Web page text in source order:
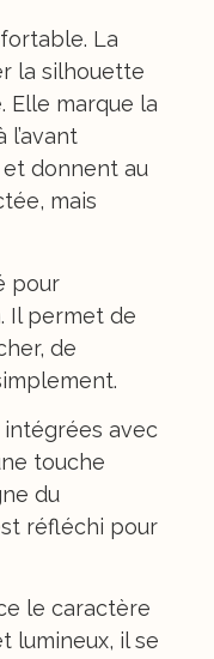
La
la silhouette
Elle marque la
l’avant
donnent au
mais
pour
Il permet de
de
avec
touche
du
réfléchi pour
le caractère
lumineux, il se